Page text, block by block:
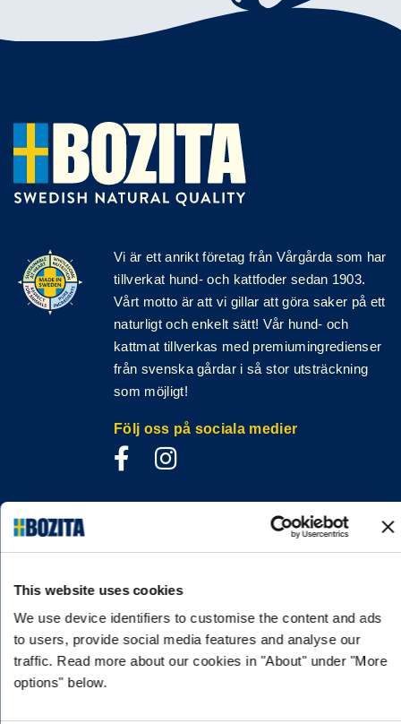
This website uses cookies
We use device identifiers to customise the content and ads
to users, provide social media features and analyse our
traffic. Read more about our cookies in "About" under "More
options" below.
Vi är ett anriktföretag från Vårgårda som har
tillverkat hund- och kattfoder sedan 1903.
Vårt motto är att vi gillar att göra saker på ett
naturligt och enkelt sätt! Vår hund- och
kattmat tillverkas med premiumingredienser
från svenska gårdar i så stor utsträckning
som möjligt!
Följ oss på sociala medier
INFORMATION
VÅR INTEGRITETSPOLICY
OM COOKIES